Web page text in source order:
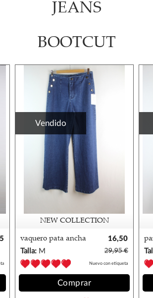
JEANS
BOOTCUT
Vendido
NEW COLLECTION
vaquero pata ancha
m/38
16,50
€
Talla: M 29,95 €
Nuevo con etiqueta
Comprar